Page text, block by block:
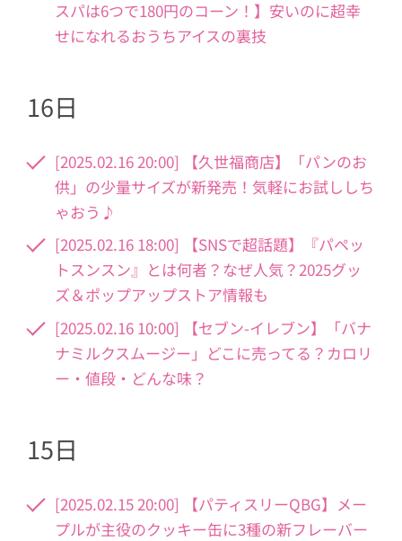
スパは6つで180円のコーン！】安いのに超幸
せになれるおうちアイスの裏技
16日
[2025.02.16 20:00] 【久世福商店】「パンのお
供」の少量サイズが新発売！気軽にお試ししち
ゃおう♪
[2025.02.16 18:00] 【SNSで超話題】『パペッ
トスンスン』とは何者？なぜ人気？2025グッ
ズ＆ポップアップストア情報も
[2025.02.16 10:00] 【セブン-イレブン】「バナ
ナミルクスムージー」どこに売ってる？カロリ
ー・値段・どんな味？
15日
[2025.02.15 20:00] 【パティスリーQBG】メー
プルが主役のクッキー缶に3種の新フレーバー